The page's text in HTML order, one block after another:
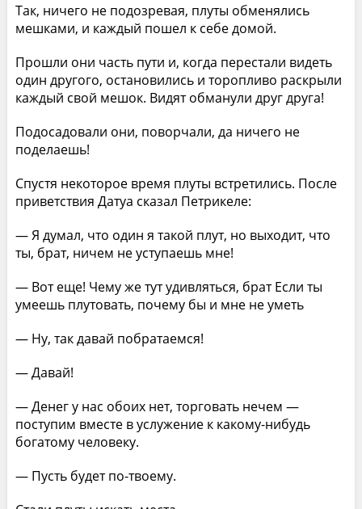
Так, ничего не подозревая, плуты обменялись
мешками, и каждый пошел к себе домой.
Прошли они часть пути и, когда перестали видеть
один другого, остановились и торопливо раскрыли
каждый свой мешок. Видят обманули друг друга!
Подосадовали они, поворчали, да ничего не
поделаешь!
Спустя некоторое время плуты встретились. После
приветствия Датуа сказал Петрикеле:
— Я думал, что один я такой плут, но выходит, что
ты, брат, ничем не уступаешь мне!
— Вот еще! Чему же тут удивляться, брат Если ты
умеешь плутовать, почему бы и мне не уметь
— Ну, так давай побратаемся!
— Давай!
— Денег у нас обоих нет, торговать нечем —
поступим вместе в услужение к какому-нибудь
богатому человеку.
— Пусть будет по-твоему.